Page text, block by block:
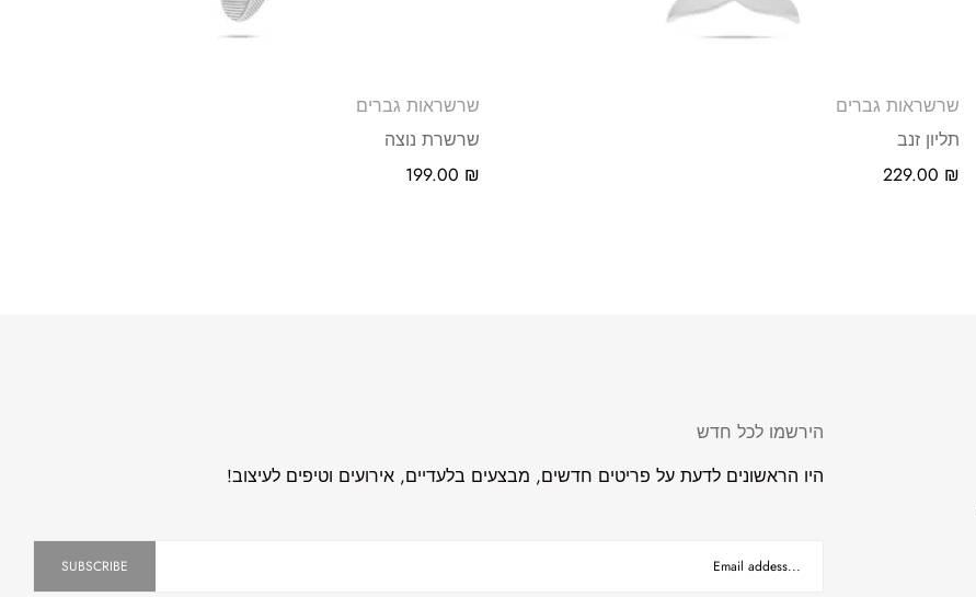
שרשראות גברים
תליון זנב
229.00 ₪
שרשראות גברים
שרשרת נוצה
199.00 ₪
הירשמו לכל חדש
היו הראשונים לדעת על פריטים חדשים, מבצעים בלעדיים, אירועים וטיפים לעיצוב!